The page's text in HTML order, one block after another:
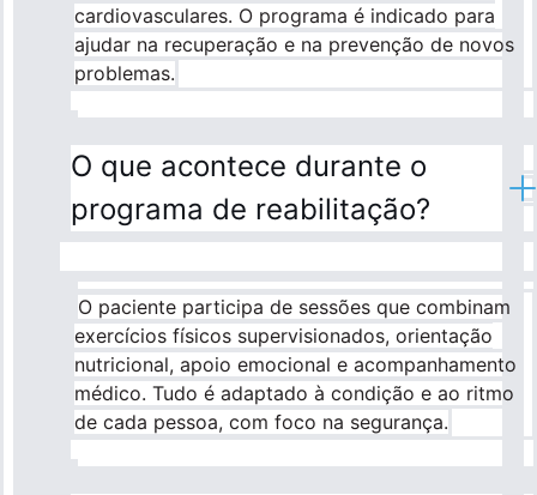
cardiovasculares. O programa é indicado para
ajudar na recuperação e na prevenção de novos
problemas.
O que acontece durante o
programa de reabilitação?
O paciente participa de sessões que combinam
exercícios físicos supervisionados, orientação
nutricional, apoio emocional e acompanhamento
médico. Tudo é adaptado à condição e ao ritmo
de cada pessoa, com foco na segurança.